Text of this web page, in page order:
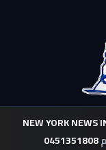
NEW YORK NEWS
0451351808